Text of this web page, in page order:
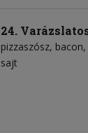
24.
pizzaszósz bacon
sajt